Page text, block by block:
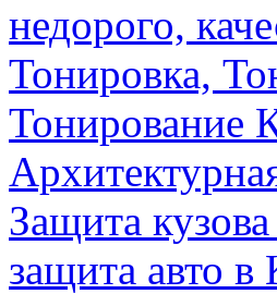
недорого,
Тонировка,
Тонирование
Защита
защита авто в